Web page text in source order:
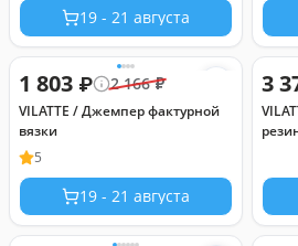
19 - 21 августа
1 803 ₽ 2 166₽
VILATTE / Джемпер фактурной
вязки
5
19 - 21 августа
3